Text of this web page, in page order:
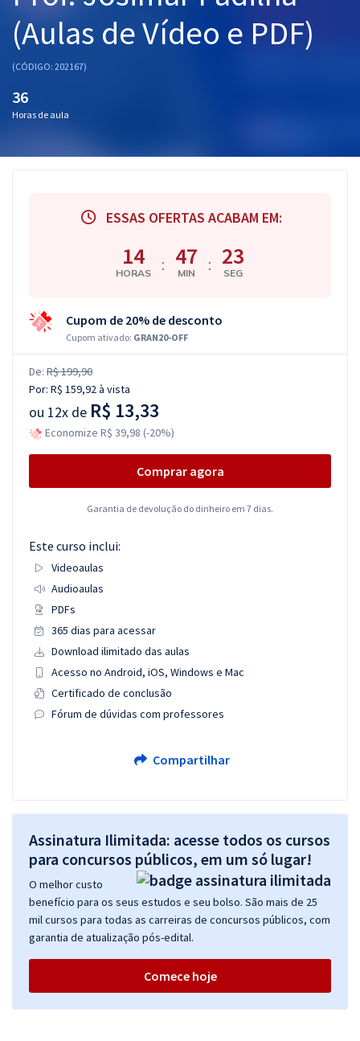
Questões grátis
Aprovados
(Aulas de Vídeo e PDF)
(CÓDIGO: 202167)
36
Horas de aula
ESSAS OFERTAS ACABAM EM:
14
HORAS : 47
MIN : 22
SEG
Cupom de 20% de desconto
Cupom ativado: GRAN20-OFF
De: R$ 199,90
Por: R$ 159,92à vista
ou 12x de R$ 13,33
Economize R$ 39,98 (-20%)
Comprar agora
Garantia de devolução do dinheiro em 7 dias.
Este curso inclui:
Videoaulas
Audioaulas
PDFs
365 dias para acessar
Download ilimitado das aulas
Acesso no Android, iOS, Windows e Mac
Certificado de conclusão
Fórum de dúvidas com professores
Compartilhar
Assinatura Ilimitada: acesse todos os cursos
para concursos públicos, em um só lugar!
O melhor custo
benefício para os seus estudos e seu bolso. São mais de 25
mil cursos para todas as carreiras de concursos públicos, com
garantia de atualização pós-edital.
Comece hoje